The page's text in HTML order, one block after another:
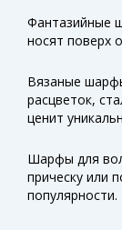
Фантазийные
носят поверх
Вязаные
расцветок,
ценит
Шарфы для
прическу или
популярности.